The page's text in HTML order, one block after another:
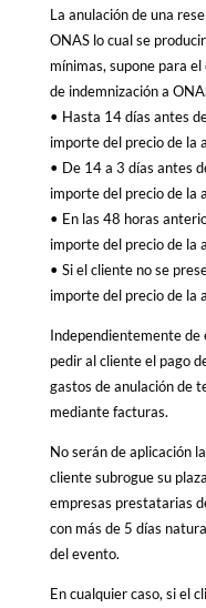
La anulación de una
ONAS lo cual se
mínimas, supone para
de indemnización a
• Hasta 14 días antes
importe del precio de la
• De 14 a 3 días antes
importe del precio de la
• En las 48 horas
importe del precio de la
• Si el cliente no se
importe del precio de la
Independientemente de
pedir al cliente el pago
gastos de anulación de
mediante facturas.
No serán de aplicación
cliente subrogue su
empresas prestatarias
con más de 5 días
del evento.
En cualquier caso, si el